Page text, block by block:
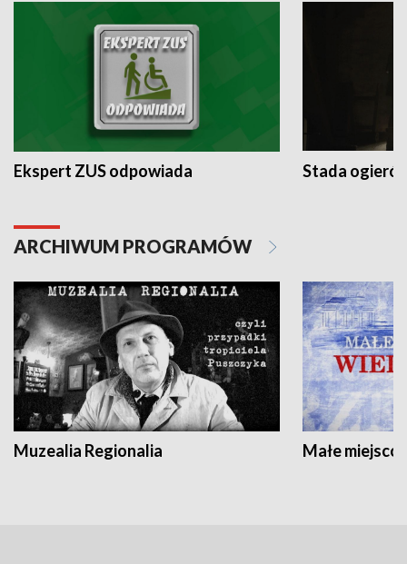
Ekspert ZUS odpowiada Stada
ARCHIWUM PROGRAMÓW
Muzealia Regionalia Małe